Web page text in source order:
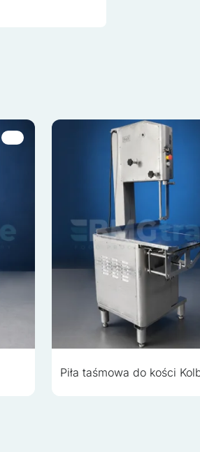
Piła taśmowa do kości